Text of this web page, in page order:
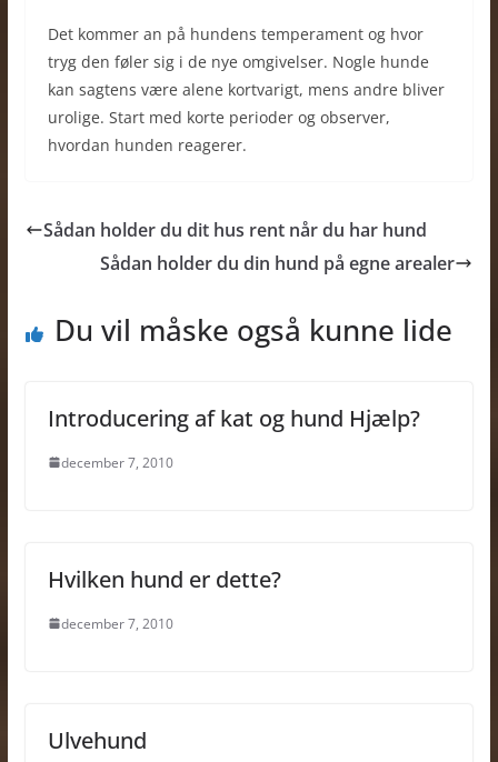
Det kommer an på hundens temperament og hvor
tryg den føler sig i de nye omgivelser. Nogle hunde
kan sagtens være alene kortvarigt, mens andre bliver
urolige. Start med korte perioder og observer,
hvordan hunden reagerer.
Sådan holder du dit hus rent når du har hund
Sådan holder du din hund på egne arealer
Du vil måske også kunne lide
Introducering af kat og hund Hjælp?
december 7, 2010
Hvilken hund er dette?
december 7, 2010
Ulvehund